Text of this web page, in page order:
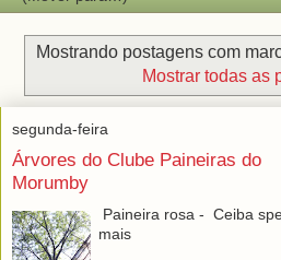
Mostrando postagens com
Mostrar todas as
segunda-feira
Árvores do Clube Paineiras do
Morumby
Paineira rosa - Ceiba
mais